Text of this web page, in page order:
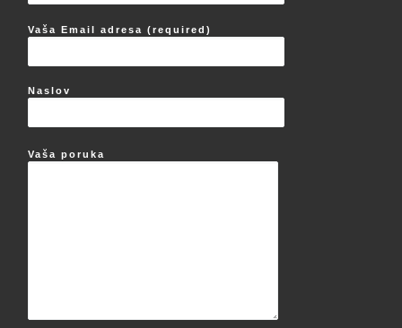
Vaša Email adresa (required)
Naslov
Vaša poruka